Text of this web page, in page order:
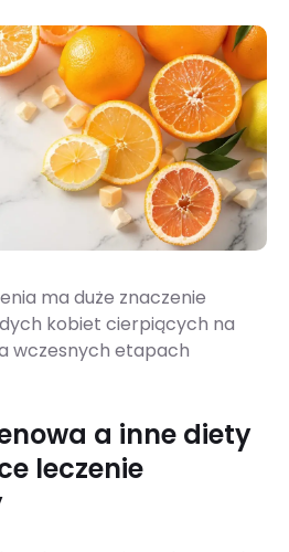
ma duże znaczenie
kobiet cierpiących na
wczesnych etapach
a inne diety
leczenie